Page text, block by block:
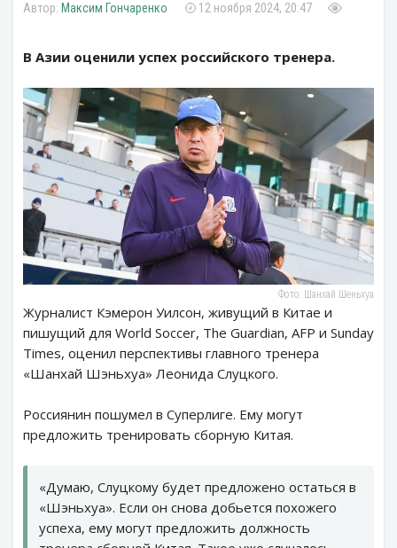
Максим Гончаренко 12 ноября 2024, 20:47
В Азии оценили успех российского тренера.
Фото: Шанхай Шеньхуа
Журналист Кэмерон Уилсон, живущий в Китае и
пишущий для World Soccer, The Guardian, AFP и Sunday
Times, оценил перспективы главного тренера
«Шанхай Шэньхуа» Леонида Слуцкого.
Россиянин пошумел в Суперлиге. Ему могут
предложить тренировать сборную Китая.
«Думаю, Слуцкому будет предложено остаться в
«Шэньхуа». Если он снова добьется похожего
успеха, ему могут предложить должность